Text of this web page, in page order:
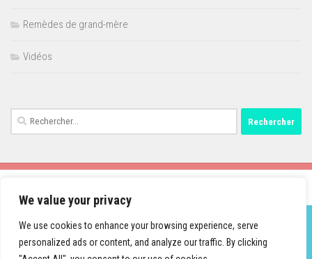
We value your privacy
We use cookies to enhance your browsing experience, serve
personalized ads or content, and analyze our traffic. By clicking
Remèdes de grand-mère
Vidéos
Rechercher :